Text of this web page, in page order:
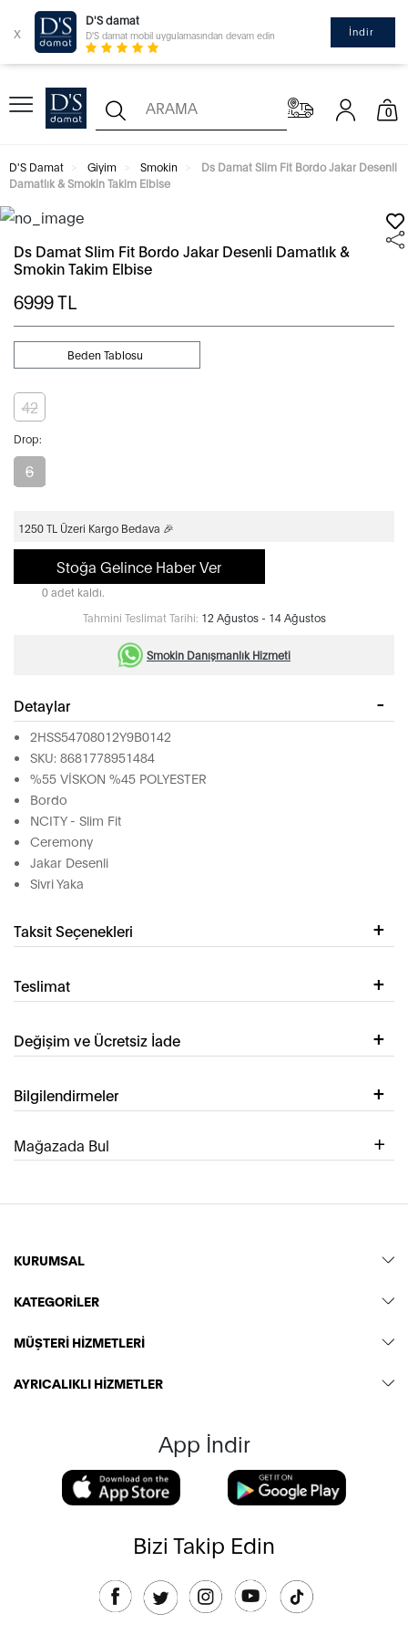
x
D'S damat
D'S damat mobil uygulamasından devam edin İndir
0
D'S Damat Giyim Smokin
Ds Damat Slim Fit Bordo Jakar Desenli
Damatlık & Smokin Takim Elbise
Ds Damat Slim Fit Bordo Jakar Desenli Damatlık &
Smokin Takim Elbise
6999TL
Beden Tablosu
42
Drop:
6
1250 TL Üzeri Kargo Bedava 🎉
Stoğa Gelince Haber Ver
0 adet kaldı.
Tahmini Teslimat Tarihi: 12 Ağustos - 14 Ağustos
Smokin Danışmanlık Hizmeti
Detaylar
2HSS54708012Y9B0142
SKU: 8681778951484
%55 VİSKON %45 POLYESTER
Bordo
NCITY - Slim Fit
Ceremony
Jakar Desenli
Sivri Yaka
Taksit Seçenekleri
Teslimat
Değişim ve Ücretsiz İade
Bilgilendirmeler
Mağazada Bul
KURUMSAL
KATEGORİLER
MÜŞTERİ HİZMETLERİ
AYRICALIKLI HİZMETLER
App İndir
Bizi Takip Edin